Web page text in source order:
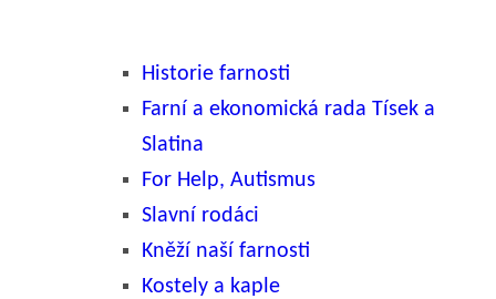
Historie farnosti
Farní a ekonomická rada Tísek a
Slatina
For Help, Autismus
Slavní rodáci
Kněží naší farnosti
Kostely a kaple